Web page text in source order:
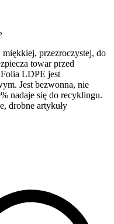
przezroczystej, do
towar przed
LDPE jest
Jest bezwonna, nie
nadaje się do recyklingu.
drobne artykuły